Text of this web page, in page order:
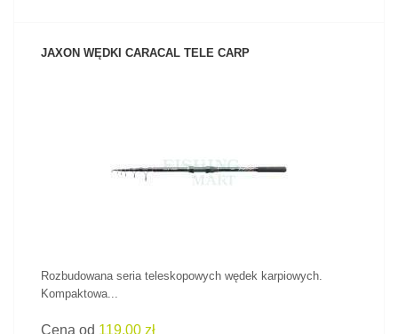
JAXON WĘDKI CARACAL TELE CARP
Rozbudowana seria teleskopowych wędek karpiowych.
Kompaktowa...
Cena od 119.00 zł